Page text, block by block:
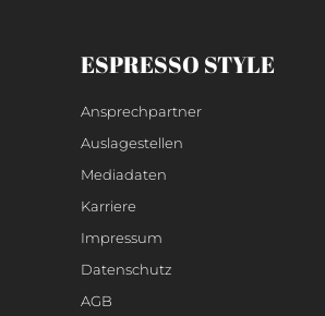
ESPRESSO STYLE
Ansprechpartner
Auslagestellen
Mediadaten
Karriere
Impressum
Datenschutz
AGB